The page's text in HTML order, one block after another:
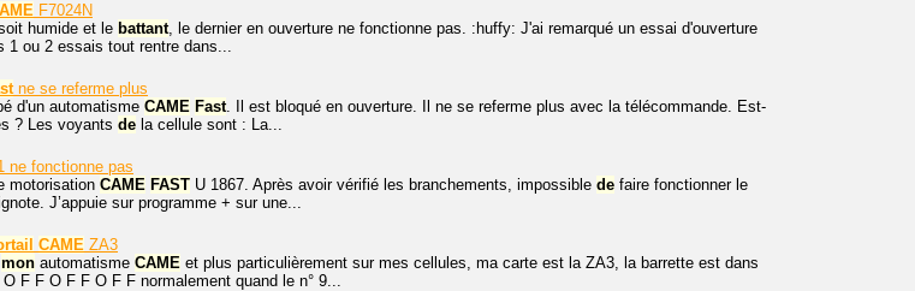
F7024N
humide et le battant, le dernier en ouverture ne fonctionne pas. :huffy: J'ai remarqué un essai d'ouverture
1 ou 2 essais tout rentre dans...
ne se referme plus
d'un automatisme CAME Fast. Il est bloqué en ouverture. Il ne se referme plus avec la télécommande. Est-
? Les voyants de la cellule sont : La...
ne fonctionne pas
motorisation CAME FAST U 1867. Après avoir vérifié les branchements, impossible de faire fonctionner le
J’appuie sur programme + sur une...
CAME ZA3
mon automatisme CAME et plus particulièrement sur mes cellules, ma carte est la ZA3, la barrette est dans
F F O F F O F F normalement quand le n° 9...